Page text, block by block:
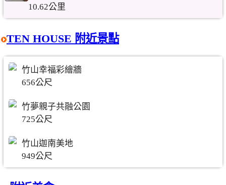
10.62公里
TEN HOUSE 附近景點
竹山幸福彩繪牆
656公尺
竹夢親子共融公園
725公尺
竹山迦南美地
949公尺